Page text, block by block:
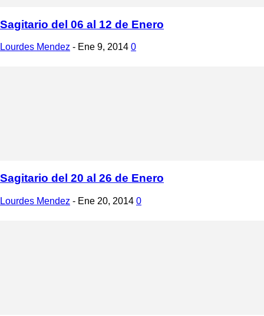
Sagitario del 06 al 12 de Enero
Lourdes Mendez - Ene 9, 2014 0
Sagitario del 20 al 26 de Enero
Lourdes Mendez - Ene 20, 2014 0